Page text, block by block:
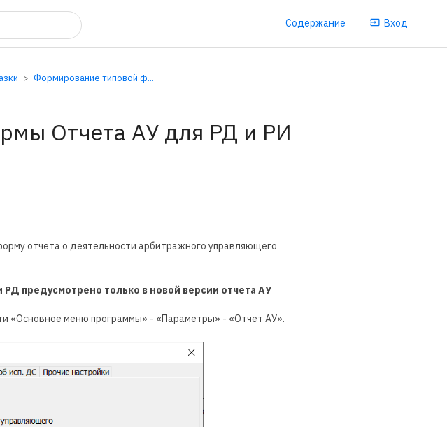
Содержание Вход
Формирование типовой ф...
Отчета АУ для РД и РИ
отчета о деятельности арбитражного управляющего
предусмотрено только в новой версии отчета АУ
«Основное меню программы» - «Параметры» - «Отчет АУ».